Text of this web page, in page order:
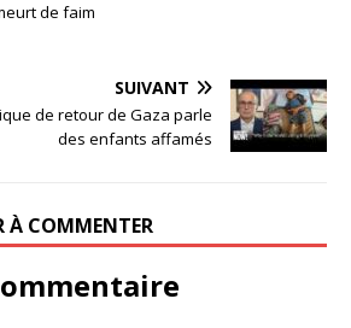
de faim
SUIVANT
de retour de Gaza parle
des enfants affamés
À COMMENTER